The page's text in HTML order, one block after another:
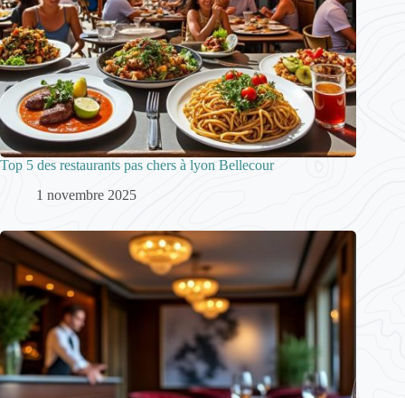
Top 5 des restaurants pas chers à lyon Bellecour
1 novembre 2025